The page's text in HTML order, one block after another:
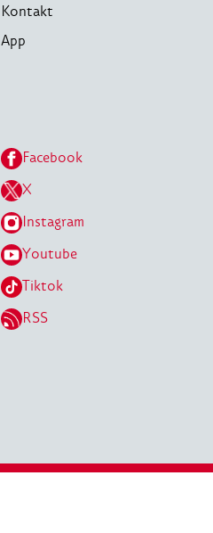
Kontakt
App
Facebook
X
Instagram
Youtube
Tiktok
RSS